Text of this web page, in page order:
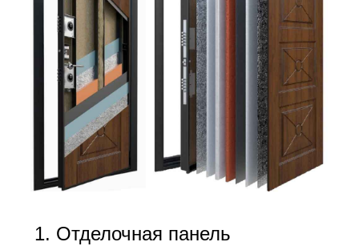
Отделочная панель